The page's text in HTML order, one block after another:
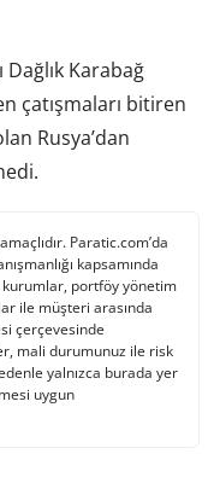
Dağlık Karabağ
çatışmaları bitiren
Rusya’dan
Paratic.com’da
kapsamında
kurumlar, portföy yönetim
ile müşteri arasında
çerçevesinde
mali durumunuz ile risk
yalnızca burada yer
uygun